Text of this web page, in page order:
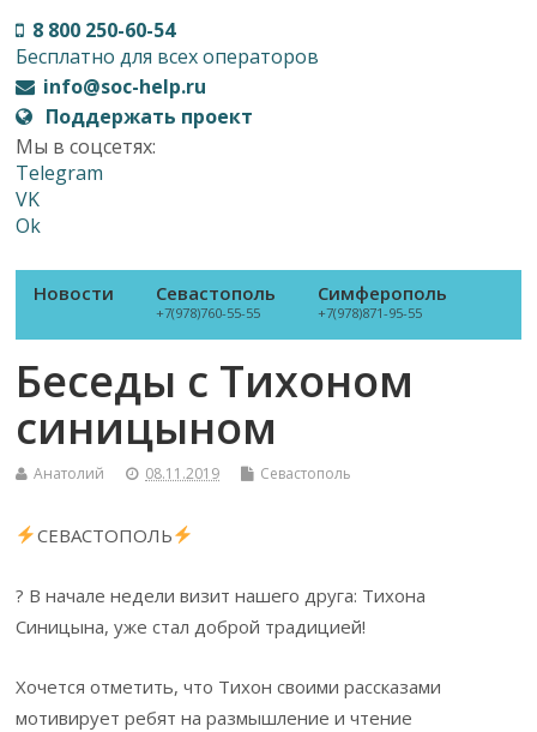
8 800 250-60-54
Бесплатно для всех операторов
info@soc-help.ru
Поддержать проект
Мы в соцсетях:
Telegram
VK
Ok
Новости Севастополь
+7(978)760-55-55
Симферополь
+7(978)871-95-55
Беседы с Тихоном
синицыном
Анатолий 08.11.2019 Севастополь
СЕВАСТОПОЛЬ
? В начале недели визит нашего друга: Тихона
Синицына, уже стал доброй традицией!
Хочется отметить, что Тихон своими рассказами
мотивирует ребят на размышление и чтение